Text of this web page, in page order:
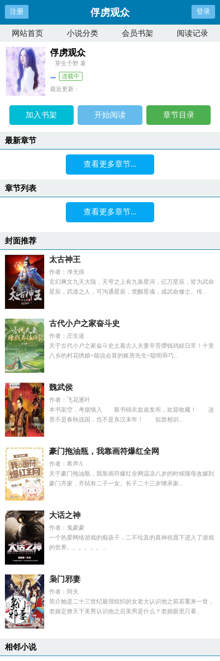
注册 俘虏观众 登录
网站首页 小说分类 会员书架 阅读记录
俘虏观众
芽生于野 著
连载中
最近更新：
加入书架 开始阅读 章节目录
最新章节
查看更多章节...
章节列表
查看更多章节...
封面推荐
太古神王
作者：净无痕
玄幻爽文九天大陆，天穹之上有九条星河，亿万星辰，皆为武命
星辰，武道之人，可沟通星辰，觉醒星魂，成武命修士。传...
古代小户之家奋斗史
作者：庄生迷
关于古代小户之家奋斗史土着古人夫妻辛苦攒钱鸡娃日常！十里
八乡的村花绣娘×能说会算的账房先生×聪明乖巧...
魏武侯
作者：飞花逐叶
本书架空，考据慎入 新书锦衣血途发布，欢迎收藏！ 这
里不是春秋战国，也不是东汉末年！ 似曾相识...
豪门拖油瓶，我靠画符爆红全网
作者：希声A
关于豪门拖油瓶，我靠画符爆红全网温凉八岁的时候随母改嫁到
豪门齐家，齐轼有二子一女。长子二十三岁继承家...
大话之神
作者：鬼豪豪
一个热爱网络游戏的痴孩子，二不垃及的真神祝愿下进入了游戏
的世界。。。。。。...
枭门邪妻
作者：阿夫
简介她是二十三世纪最强组织的女老大认识他之前若重来一世，
老娘定撩天下美男认识他之后美男是什么？老娘眼里只看...
相邻小说